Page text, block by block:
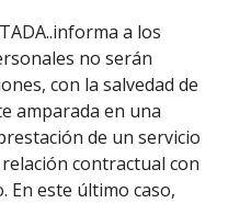
a los
no serán
con la salvedad de
amparada en una
de un servicio
contractual con
En este último caso,